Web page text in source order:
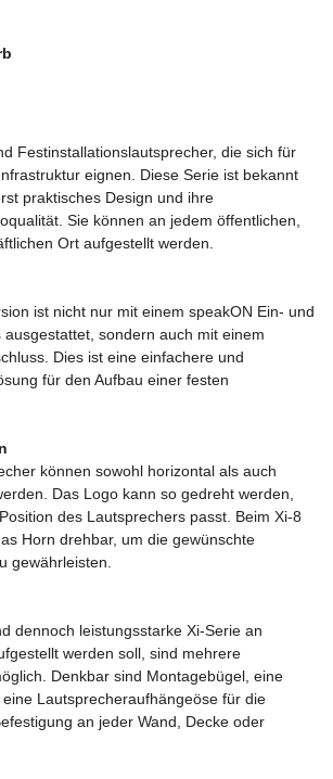
Festinstallationslautsprecher, die sich für
eignen. Diese Serie ist bekannt
praktisches Design und ihre
Sie können an jedem öffentlichen,
Ort aufgestellt werden.
ist nicht nur mit einem speakON Ein- und
ausgestattet, sondern auch mit einem
Dies ist eine einfachere und
für den Aufbau einer festen
können sowohl horizontal als auch
Das Logo kann so gedreht werden,
des Lautsprechers passt. Beim Xi-8
Horn drehbar, um die gewünschte
gewährleisten.
dennoch leistungsstarke Xi-Serie an
werden soll, sind mehrere
Denkbar sind Montagebügel, eine
Lautsprecheraufhängeöse für die
an jeder Wand, Decke oder